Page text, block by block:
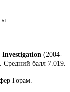
Investigation (2004-
балл 7.019.
Горам.